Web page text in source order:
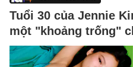
Tuổi 30 của Jennie
một "khoảng trống"